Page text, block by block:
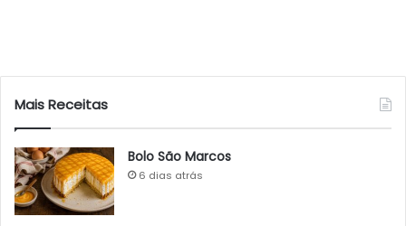
Mais Receitas
Bolo São Marcos
6 dias atrás